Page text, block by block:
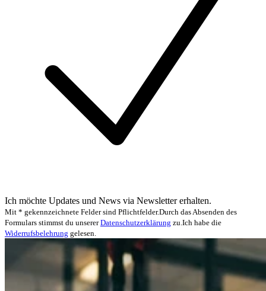
Ich möchte Updates und News via Newsletter erhalten.
Mit * gekennzeichnete Felder sind Pflichtfelder.Durch das Absenden des
Formulars stimmst du unserer Datenschutzerklärung zu. Ich habe die
Widerrufsbelehrung gelesen.